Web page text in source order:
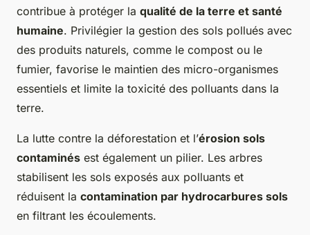
contribue à protéger la qualité de la terre et santé
humaine. Privilégier la gestion des sols pollués avec
des produits naturels, comme le compost ou le
fumier, favorise le maintien des micro-organismes
essentiels et limite la toxicité des polluants dans la
terre.
La lutte contre la déforestation et l’érosion sols
contaminés est également un pilier. Les arbres
stabilisent les sols exposés aux polluants et
réduisent la contamination par hydrocarbures sols
en filtrant les écoulements.